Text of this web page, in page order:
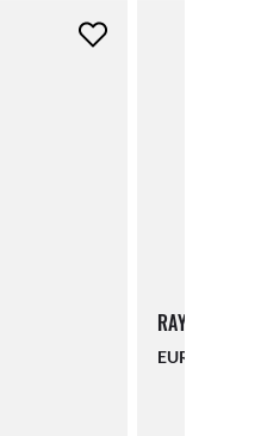
RAY-BAN
EUR 16,00